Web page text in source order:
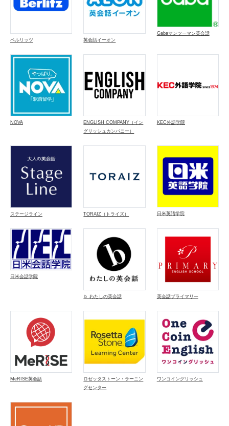
ベルリッツ 英会話イーオン
Gabaマンツーマン英会話
NOVA
ENGLISH COMPANY（イン
グリッシュカンパニー）
KEC外語学院
ステージライン TORAIZ（トライズ） 日米英語学院
日米会話学院
ｂ わたしの英会話 英会話プライマリー
MeRISE英会話
ロゼッタストーン・ラーニン
グセンター
ワンコイングリッシュ